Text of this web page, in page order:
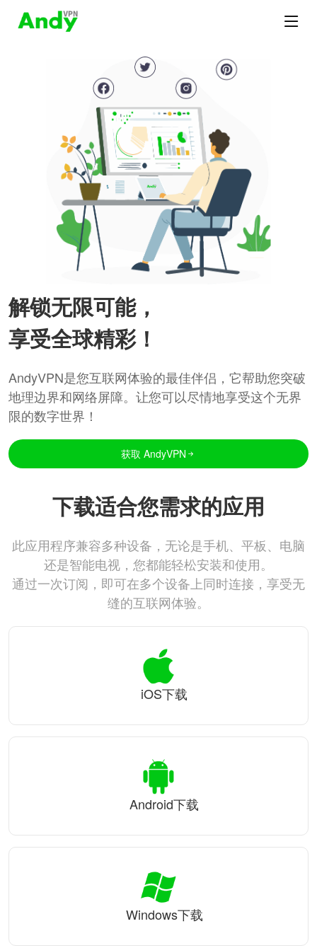
解锁无限可能，
享受全球精彩！
AndyVPN是您互联网体验的最佳伴侣，它帮助您突破
地理边界和网络屏障。让您可以尽情地享受这个无界
限的数字世界！
获取 AndyVPN
下载适合您需求的应用
此应用程序兼容多种设备，无论是手机、平板、电脑
还是智能电视，您都能轻松安装和使用。
通过一次订阅，即可在多个设备上同时连接，享受无
缝的互联网体验。
iOS下载
Android下载
Windows下载